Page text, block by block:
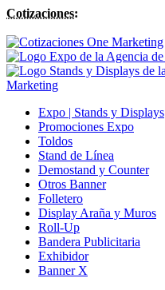
Cotizaciones:
Expo | Stands y Displays
Promociones Expo
Toldos
Stand de Línea
Demostand y Counter
Otros Banner
Folletero
Display Araña y Muros
Roll-Up
Bandera Publicitaria
Exhibidor
Banner X